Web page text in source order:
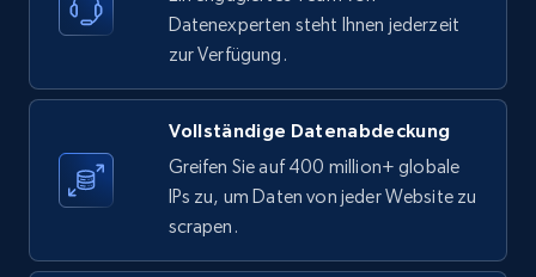
1.9K+ Gratis testen
Etsy - Collect data on products using
specified keywords
URL, Product id, Listing inventory id, Title, Rating,
Reviews count shop, Reviews count item, Initial
Datenexperten steht Ihnen jederzeit
zur Verfügung.
Vollständige Datenabdeckung
Greifen Sie auf 400 million+ globale
IPs zu, um Daten von jeder Website zu
scrapen.